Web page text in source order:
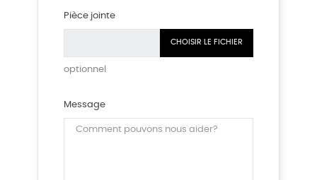
Pièce jointe
CHOISIR LE FICHIER
optionnel
Message